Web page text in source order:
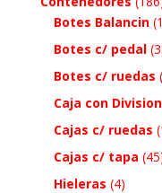
Botes Balancin
Botes c/ pedal
Botes c/ ruedas
Caja con
Cajas c/ ruedas
Cajas c/ tapa
Hieleras (4)